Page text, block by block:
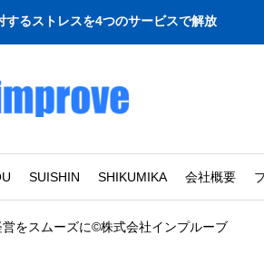
するストレスを4つのサービスで解放
SUISHIN SHIKUMIKA 会社概要
をスムーズに©株式会社インプルーブ